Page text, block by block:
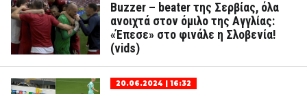
Buzzer – beater της Σερβίας, όλα
ανοιχτά στον όμιλο της Αγγλίας:
«Έπεσε» στο φινάλε η Σλοβενία!
(vids)
20.06.2024 | 16:32